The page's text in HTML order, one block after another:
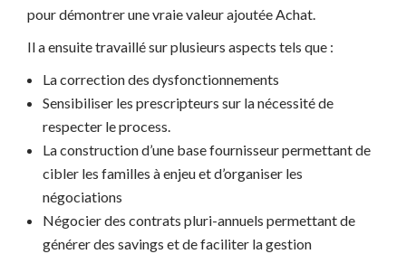
pour démontrer une vraie valeur ajoutée Achat.
Il a ensuite travaillé sur plusieurs aspects tels que :
La correction des dysfonctionnements
Sensibiliser les prescripteurs sur la nécessité de
respecter le process.
La construction d’une base fournisseur permettant de
cibler les familles à enjeu et d’organiser les
négociations
Négocier des contrats pluri-annuels permettant de
générer des savings et de faciliter la gestion